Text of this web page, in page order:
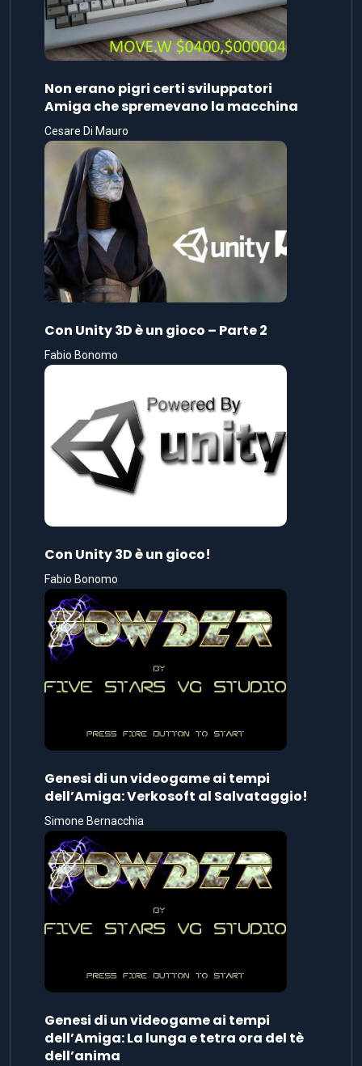
Non erano pigri certi sviluppatori
Amiga che spremevano la macchina
Cesare Di Mauro
Con Unity 3D è un gioco – Parte 2
Fabio Bonomo
Con Unity 3D è un gioco!
Fabio Bonomo
Genesi di un videogame ai tempi
dell’Amiga: Verkosoft al Salvataggio!
Simone Bernacchia
Genesi di un videogame ai tempi
dell’Amiga: La lunga e tetra ora del tè
dell’anima